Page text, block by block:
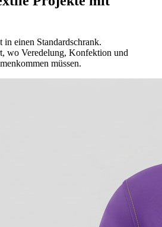
in einen Standardschrank.
wo Veredelung, Konfektion und
müssen.